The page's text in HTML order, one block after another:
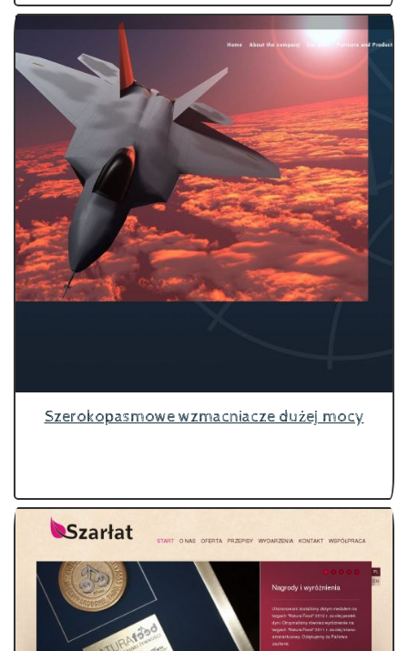
Szerokopasmowe wzmacniacze dużej mocy